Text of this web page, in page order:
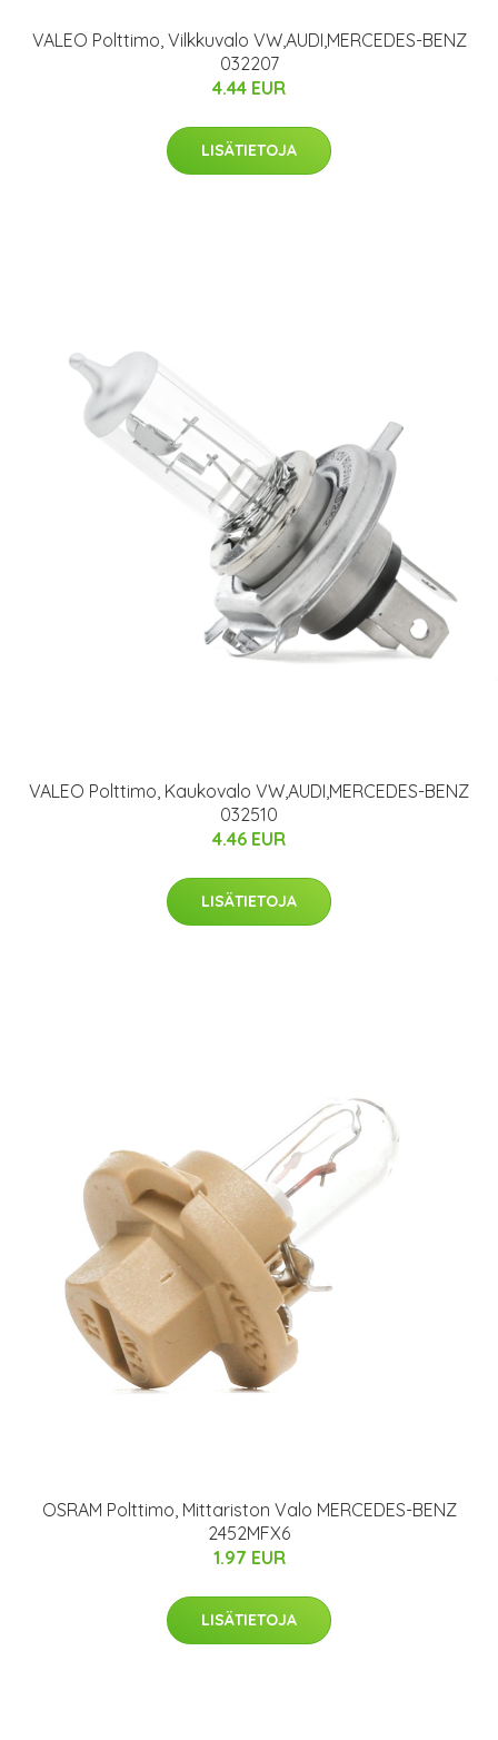
VALEO Polttimo, Vilkkuvalo VW,AUDI,MERCEDES-BENZ
032207
4.44 EUR
LISÄTIETOJA
VALEO Polttimo, Kaukovalo VW,AUDI,MERCEDES-BENZ
032510
4.46 EUR
LISÄTIETOJA
OSRAM Polttimo, Mittariston Valo MERCEDES-BENZ
2452MFX6
1.97 EUR
LISÄTIETOJA